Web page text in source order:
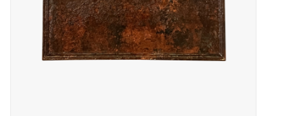
& Marmer